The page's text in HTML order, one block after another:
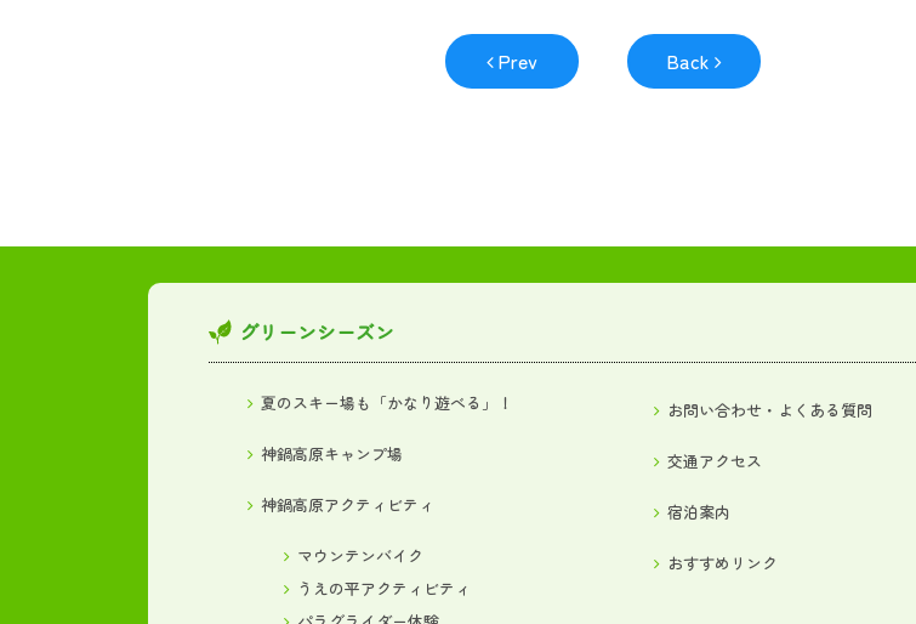
Prev Back
グリーンシーズン
夏のスキー場も「かなり遊べる」！
神鍋高原キャンプ場
神鍋高原アクティビティ
マウンテンバイク
うえの平アクティビティ
お問い合わせ・よくある質問
交通アクセス
宿泊案内
おすすめリンク